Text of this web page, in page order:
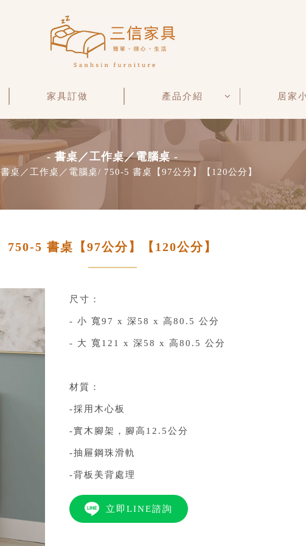
家具訂做 產品介紹 居家
- 書桌／工作桌／電腦桌 -
書桌／工作桌／電腦桌 750-5 書桌【97公分】【120公分】
750-5 書桌【97公分】【120公分】
尺寸：
- 小 寬97 x 深58 x 高80.5 公分
- 大 寬121 x 深58 x 高80.5 公分
材質：
-採用木心板
-實木腳架，腳高12.5公分
-抽屜鋼珠滑軌
-背板美背處理
立即LINE諮詢